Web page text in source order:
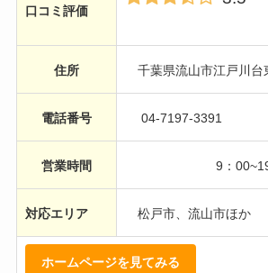
口コミ評価
住所 千葉県流山市江戸川台
電話番号 04-7197-3391
営業時間 9：
対応エリア 松戸市、流山市ほか
ホームページを見てみる